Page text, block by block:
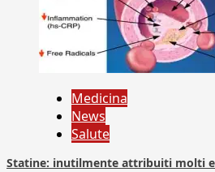
Medicina
News
Salute
Statine: inutilmente attribuiti molti